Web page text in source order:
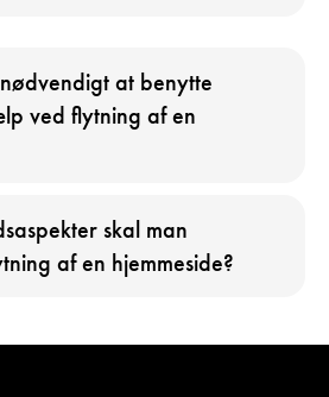
at benytte
ved flytning af en
skal man
af en hjemmeside?